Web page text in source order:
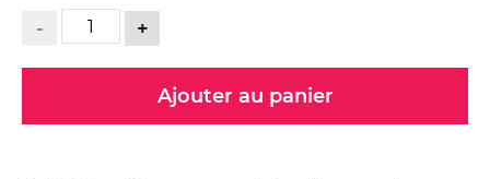
- +
Ajouter au panier
gallery